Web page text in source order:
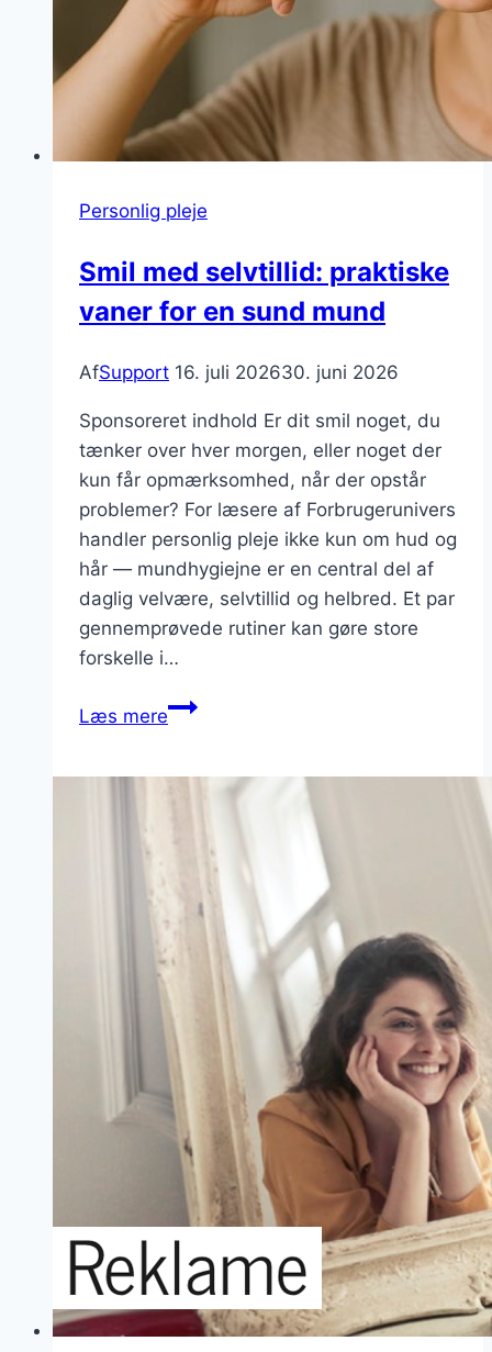
Personlig pleje
Smil med selvtillid: praktiske
vaner for en sund mund
AfSupport 16. juli 202630. juni 2026
Sponsoreret indhold Er dit smil noget, du
tænker over hver morgen, eller noget der
kun får opmærksomhed, når der opstår
problemer? For læsere af Forbrugerunivers
handler personlig pleje ikke kun om hud og
hår — mundhygiejne er en central del af
daglig velvære, selvtillid og helbred. Et par
gennemprøvede rutiner kan gøre store
forskelle i…
Læs mereSmil
praktiske
sund
mund